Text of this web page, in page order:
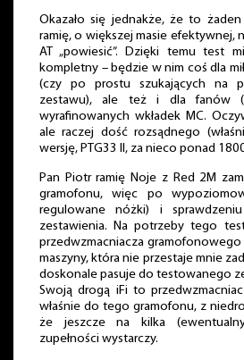
Okazało się jednakże, że to
ramię, o większej masie efektywnej,
AT „powiesić”. Dzięki temu test
kompletny – będzie w nim coś dla
(czy po prostu szukających na
zestawu), ale też i dla fanów
wyrafinowanych wkładek MC.
ale raczej dość rozsądnego
wersję, PTG33 II, za nieco ponad
Pan Piotr ramię Noje z Red 2M
gramofonu, więc po
regulowane nóżki) i
zestawienia. Na potrzeby tego
przedwzmacniacza
maszyny, która nie przestaje mnie
doskonale pasuje do testowanego
Swoją drogą iFi to
właśnie do tego gramofonu, z
że jeszcze na kilka
zupełności wystarczy.